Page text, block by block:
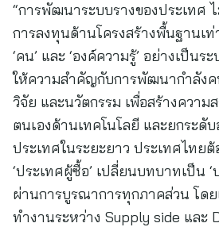
“การพัฒนาระบบรางของประเทศ
การลงทุนด้านโครงสร้างพื้นฐานเ
‘คน’ และ ‘องค์ความรู้’ อย่างเป็นร
ให้ความสำคัญกับการพัฒนากำลังค
วิจัย และนวัตกรรม เพื่อสร้างความ
ตนเองด้านเทคโนโลยี และยกระดั
ประเทศในระยะยาว ประเทศไทย
‘ประเทศผู้ซื้อ’ เปลี่ยนบทบาทเป็น
ผ่านการบูรณาการทุกภาคส่วน โดย
ทำงานระหว่าง Supply side และ